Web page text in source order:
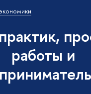
работы и